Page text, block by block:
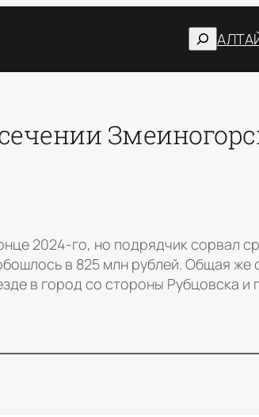
Поиск
2024-го, но подрядчик сорвал
в 825 млн рублей. Общая же
в город со стороны Рубцовска и